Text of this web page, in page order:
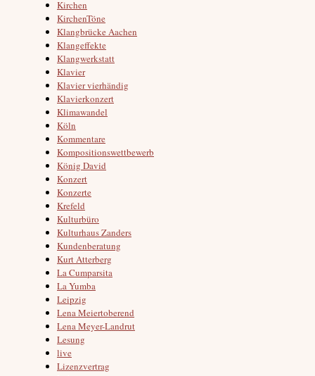
Kirchen
KirchenTöne
Klangbrücke Aachen
Klangeffekte
Klangwerkstatt
Klavier
Klavier vierhändig
Klavierkonzert
Klimawandel
Köln
Kommentare
Kompositionswettbewerb
König David
Konzert
Konzerte
Krefeld
Kulturbüro
Kulturhaus Zanders
Kundenberatung
Kurt Atterberg
La Cumparsita
La Yumba
Leipzig
Lena Meiertoberend
Lena Meyer-Landrut
Lesung
live
Lizenzvertrag